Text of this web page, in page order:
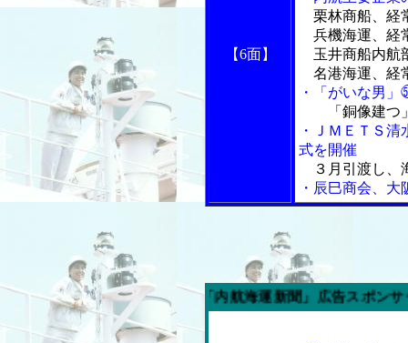
【6面】
栗林商船、経
兵機海運、経
玉井商船内航
名港海運、経
・「がいな男
「銅像建つ
・ＪＭＥＴＳ
式を開催
３月引渡し、
・辰巳商会、
今週の「内航海運新聞」広告スポンサー企業